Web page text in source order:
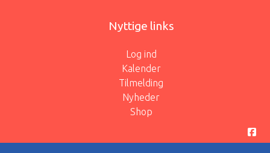
Nyttige links
Log ind
Kalender
Tilmelding
Nyheder
Shop